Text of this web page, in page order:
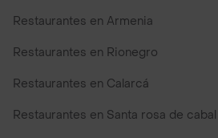
Restaurantes en Armenia
Restaurantes en Rionegro
Restaurantes en Calarcá
Restaurantes en Santa rosa de cabal